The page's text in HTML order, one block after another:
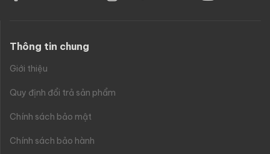
Thông tin chung
Giới thiệu
Quy định đổi trả sản phẩm
Chính sách bảo mật
Chính sách bảo hành